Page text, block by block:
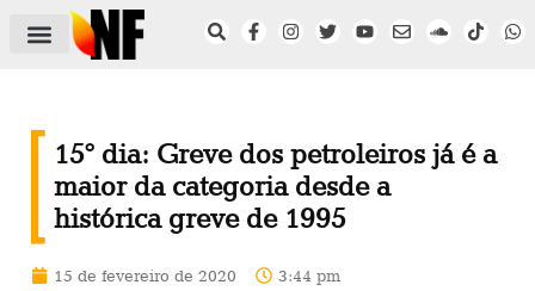
15° dia: Greve dos petroleiros já é a
maior da categoria desde a
histórica greve de 1995
15 de fevereiro de 2020
3:44 pm